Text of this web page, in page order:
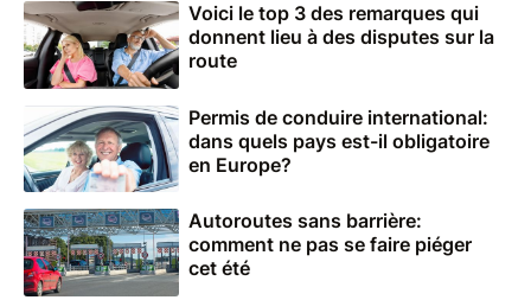
Voici le top 3 des remarques qui
donnent lieu à des disputes sur la
route
Permis de conduire international:
dans quels pays est-il obligatoire
en Europe?
Autoroutes sans barrière:
comment ne pas se faire piéger
cet été